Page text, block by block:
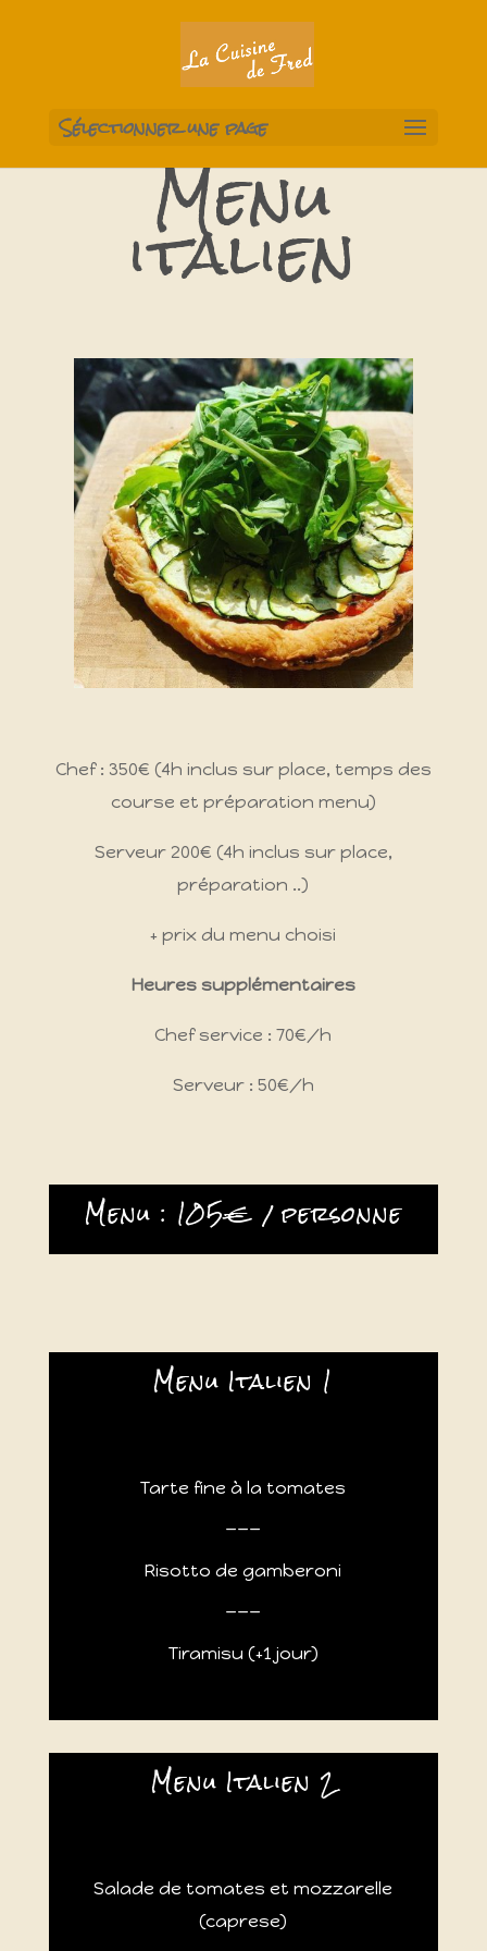
Sélectionner une page
Menu
italien
Chef : 350€ (4h inclus sur place, temps des
course et préparation menu)
Serveur 200€ (4h inclus sur place,
préparation ..)
+ prix du menu choisi
Heures supplémentaires
Chef service : 70€/h
Serveur : 50€/h
Menu : 105€ / personne
Menu Italien 1
Tarte fine à la tomates
Risotto de gamberoni
Tiramisu (+1 jour)
Menu Italien 2
Salade de tomates et mozzarelle
(caprese)